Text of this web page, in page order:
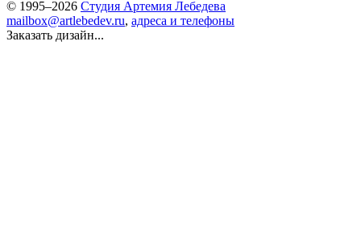
© 1995–2026 Студия Артемия Лебедева
mailbox@artlebedev.ru, адреса и телефоны
Заказать дизайн...